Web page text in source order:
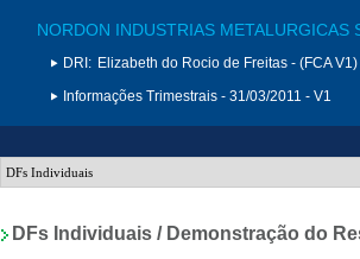
NORDON INDUSTRIAS METALURGICAS
DRI: Elizabeth do Rocio de Freitas - (FCA V1)
Informações Trimestrais - 31/03/2011 - V1